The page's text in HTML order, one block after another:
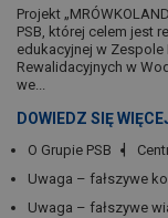
Projekt
PSB, której celem jest
edukacyjnej w
Rewalidacyjnych w
we...
DOWIEDZ SIĘ
O Grupie PSB
Uwaga – fałszywe
Uwaga – fałszywe